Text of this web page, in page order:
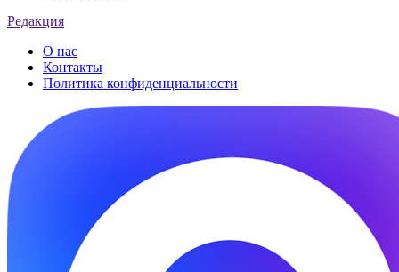
Редакция
О нас
Контакты
Политика конфиденциальности